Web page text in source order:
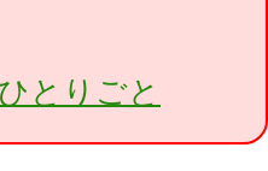
とりごと